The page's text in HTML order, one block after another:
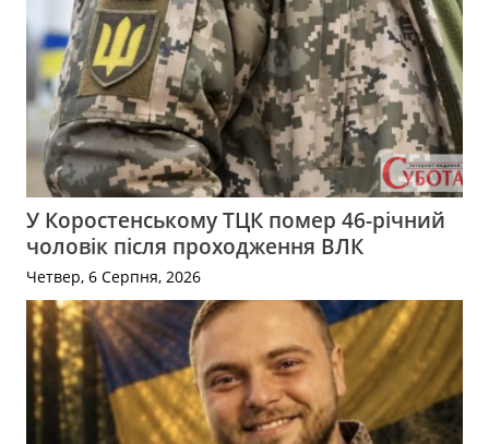
У Коростенському ТЦК помер 46-річний
чоловік після проходження ВЛК
Четвер, 6 Серпня, 2026